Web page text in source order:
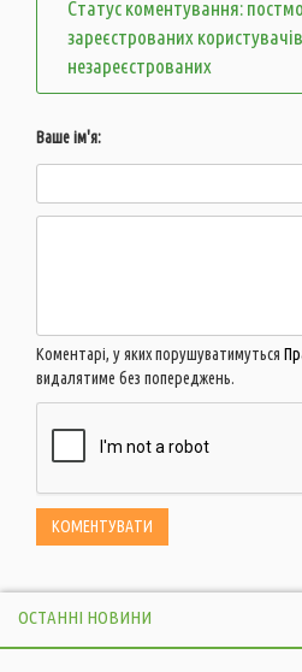
Статус коментування:
зареєстрованих
незареєстрованих
Ваше ім'я:
Коментарі, у яких порушуватимуться
видалятиме без попереджень.
ОСТАННІ НОВИНИ